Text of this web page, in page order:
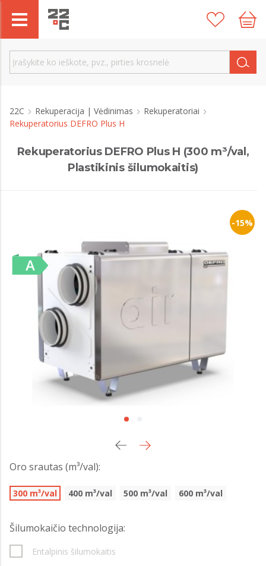
22C Rekuperacija | Vėdinimas
Rekuperatoriai
Rekuperatorius DEFRO Plus H
Rekuperatorius DEFRO Plus H (300 m³/val,
Plastikinis šilumokaitis)
-15%
Oro srautas (m³/val):
300 m³/val 400 m³/val 500 m³/val 600 m³/val
Šilumokaičio technologija:
Entalpinis šilumokaitis